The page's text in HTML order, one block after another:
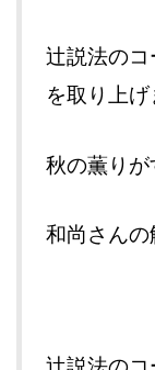
辻説法のコ
を取り上げ
秋の薫りが
和尚さんの